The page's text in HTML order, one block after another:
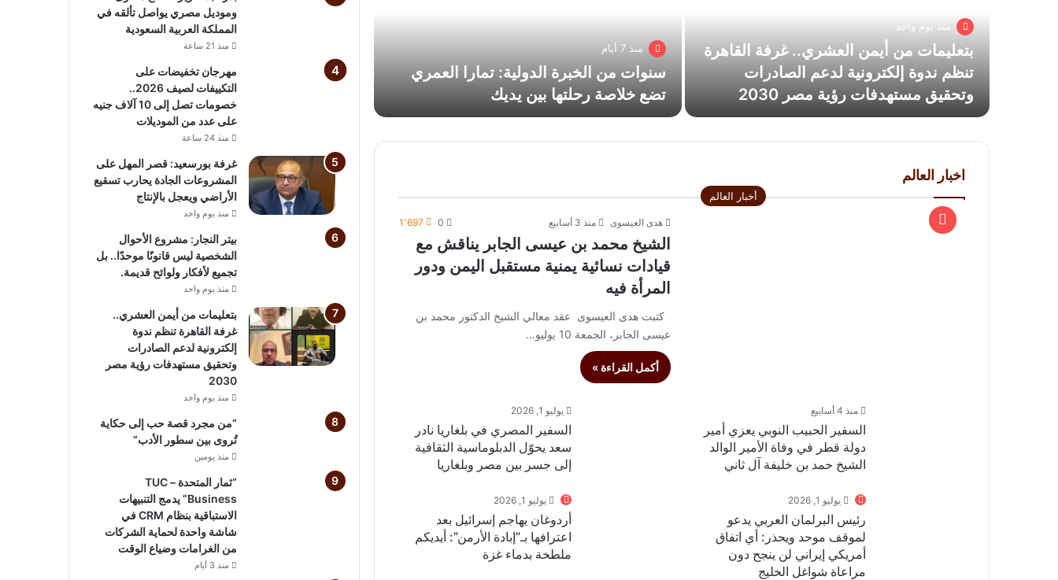
منذ يوم واحد
بتعليمات من أيمن العشري.. غرفة القاهرة
تنظم ندوة إلكترونية لدعم الصادرات
وتحقيق مستهدفات رؤية مصر 2030
منذ 7 أيام
سنوات من الخبرة الدولية: تمارا العمري
تضع خلاصة رحلتها بين يديك
اخبار العالم
أخبار العالم
هدى العيسوى منذ 3 أسابيع 0 1٬697
الشيخ محمد بن عيسى الجابر يناقش مع
قيادات نسائية يمنية مستقبل اليمن ودور
المرأة فيه
كتبت هدى العيسوى عقد معالي الشيخ الدكتور محمد بن
عيسى الجابر، الجمعة 10 يوليو…
أكمل القراءة »
منذ 4 أسابيع
السفير الحبيب النوبي يعزي أمير
دولة قطر في وفاة الأمير الوالد
الشيخ حمد بن خليفة آل ثاني
يوليو 1, 2026
السفير المصري في بلغاريا نادر
سعد يحوّل الدبلوماسية الثقافية
إلى جسر بين مصر وبلغاريا
يوليو 1, 2026
رئيس البرلمان العربي يدعو
لموقف موحد ويحذر: أي اتفاق
أمريكي إيراني لن ينجح دون
مراعاة شواغل الخليج
يوليو 1, 2026
أردوغان يهاجم إسرائيل بعد
اعترافها بـ”إبادة الأرمن”: أيديكم
ملطخة بدماء غزة
وموديل مصري يواصل تألقه في
المملكة العربية السعودية
منذ 21 ساعة
مهرجان تخفيضات على
التكييفات لصيف 2026..
خصومات تصل إلى 10 آلاف جنيه
على عدد من الموديلات
منذ 24 ساعة
غرفة بورسعيد: قصر المهل على
المشروعات الجادة يحارب تسقيع
الأراضي ويعجل بالإنتاج
منذ يوم واحد
بيتر النجار: مشروع الأحوال
الشخصية ليس قانونًا موحدًا.. بل
تجميع لأفكار ولوائح قديمة.
منذ يوم واحد
بتعليمات من أيمن العشري..
غرفة القاهرة تنظم ندوة
إلكترونية لدعم الصادرات
وتحقيق مستهدفات رؤية مصر
2030
منذ يوم واحد
“من مجرد قصة حب إلى حكاية
تُروى بين سطور الأدب”
منذ يومين
“ثمار المتحدة – TUC
Business” يدمج التنبيهات
الاستباقية بنظام CRM في
شاشة واحدة لحماية الشركات
من الغرامات وضياع الوقت
منذ 3 أيام